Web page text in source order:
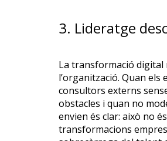
3. Lideratge
La transformació digital
l’organització. Quan
consultors externs
obstacles i quan no
envien és clar: això no
transformacions